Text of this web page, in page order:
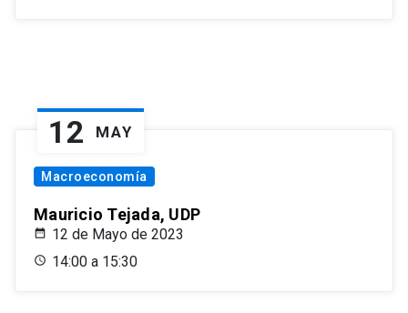
12 MAY
Macroeconomía
Mauricio Tejada, UDP
12 de Mayo de 2023
14:00 a 15:30